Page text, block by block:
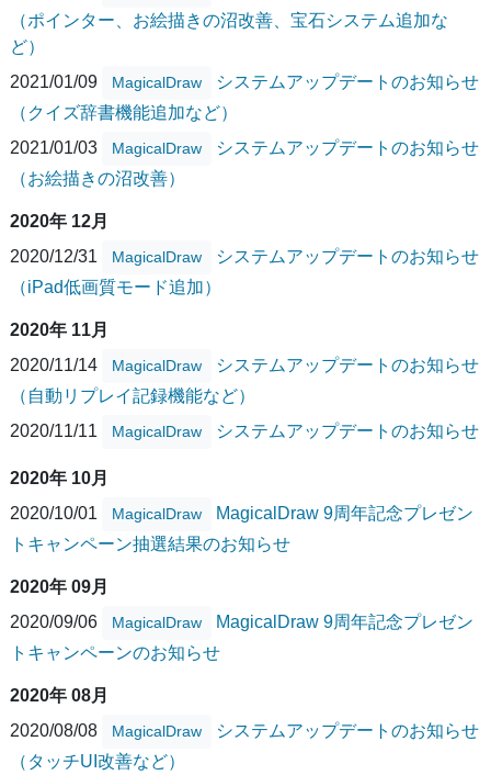
（ポインター、お絵描きの沼改善、宝石システム追加な
ど）
2021/01/09
MagicalDraw
システムアップデートのお知らせ
（クイズ辞書機能追加など）
2021/01/03
MagicalDraw
システムアップデートのお知らせ
（お絵描きの沼改善）
2020年 12月
2020/12/31
MagicalDraw
システムアップデートのお知らせ
（iPad低画質モード追加）
2020年 11月
2020/11/14
MagicalDraw
システムアップデートのお知らせ
（自動リプレイ記録機能など）
2020/11/11
MagicalDraw システムアップデートのお知らせ
2020年 10月
2020/10/01
MagicalDraw
MagicalDraw 9周年記念プレゼン
トキャンペーン抽選結果のお知らせ
2020年 09月
2020/09/06
MagicalDraw
MagicalDraw 9周年記念プレゼン
トキャンペーンのお知らせ
2020年 08月
2020/08/08
MagicalDraw
システムアップデートのお知らせ
（タッチUI改善など）